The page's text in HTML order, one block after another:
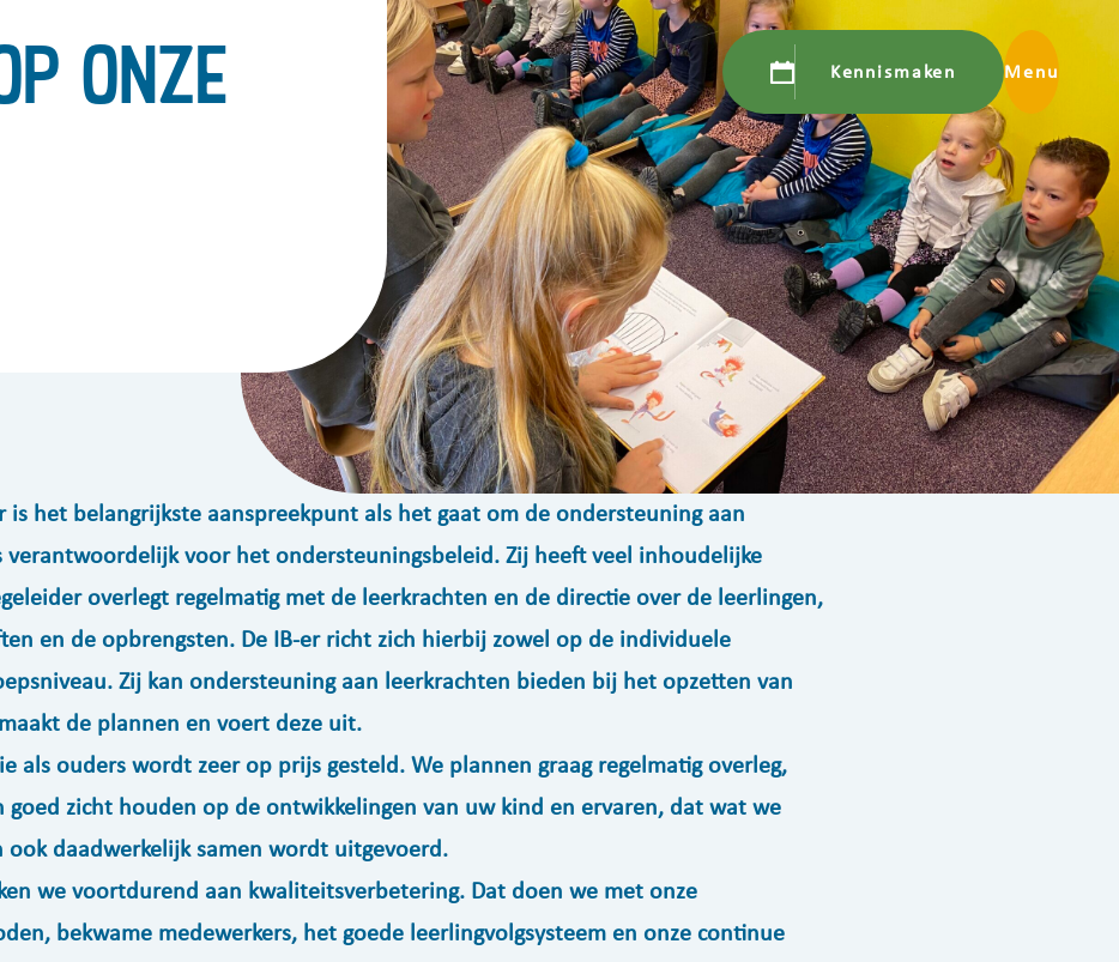
Kennismaken Menu
onze
is het belangrijkste aanspreekpunt als het gaat om de ondersteuning aan
verantwoordelijk voor het ondersteuningsbeleid. Zij heeft veel inhoudelijke
overlegt regelmatig met de leerkrachten en de directie over de leerlingen,
en de opbrengsten. De IB-er richt zich hierbij zowel op de individuele
Zij kan ondersteuning aan leerkrachten bieden bij het opzetten van
de plannen en voert deze uit.
als ouders wordt zeer op prijs gesteld. We plannen graag regelmatig overleg,
goed zicht houden op de ontwikkelingen van uw kind en ervaren, dat wat we
ook daadwerkelijk samen wordt uitgevoerd.
we voortdurend aan kwaliteitsverbetering. Dat doen we met onze
bekwame medewerkers, het goede leerlingvolgsysteem en onze continue